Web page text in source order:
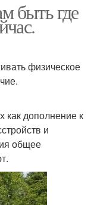
быть где
физическое
как дополнение к
и
общее